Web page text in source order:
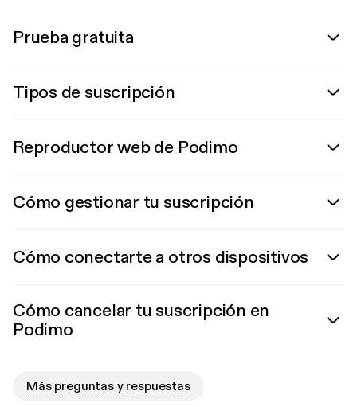
Prueba gratuita
Tipos de suscripción
Reproductor web de Podimo
Cómo gestionar tu suscripción
Cómo conectarte a otros dispositivos
Cómo cancelar tu suscripción en
Podimo
Más preguntas y respuestas